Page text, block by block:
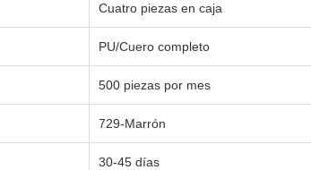
Cuatro piezas en caja
PU/Cuero completo
500 piezas por mes
729-Marrón
30-45 días